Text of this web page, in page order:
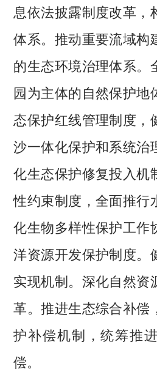
息依法披露制度改革，
体系。推动重要流域构
的生态环境治理体系。
园为主体的自然保护地
态保护红线管理制度，
沙一体化保护和系统治
化生态保护修复投入机
性约束制度，全面推行
化生物多样性保护工作
洋资源开发保护制度。
实现机制。深化自然资
革。推进生态综合补偿
护补偿机制，统筹推
偿。